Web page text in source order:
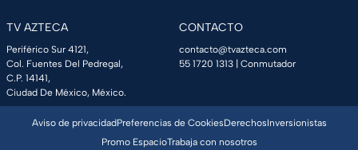
TV AZTECA
Periférico Sur 4121,
Col. Fuentes Del Pedregal,
C.P. 14141,
Ciudad De México, México.
CONTACTO
contacto@tvazteca.com
55 1720 1313 | Conmutador
Aviso de privacidadPreferencias de CookiesDerechosInversionistas
Promo EspacioTrabaja con nosotros